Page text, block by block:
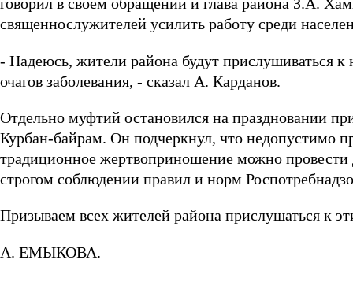
священнослужителей усилить работу среди
- Надеюсь, жители района будут прислушиваться
очагов заболевания, - сказал А. Карданов.
Отдельно муфтий остановился на праздновании
Курбан-байрам. Он подчеркнул, что недопустимо
традиционное жертвоприношение можно провести
строгом соблюдении правил и норм
Призываем всех жителей района прислушаться к
А. ЕМЫКОВА.